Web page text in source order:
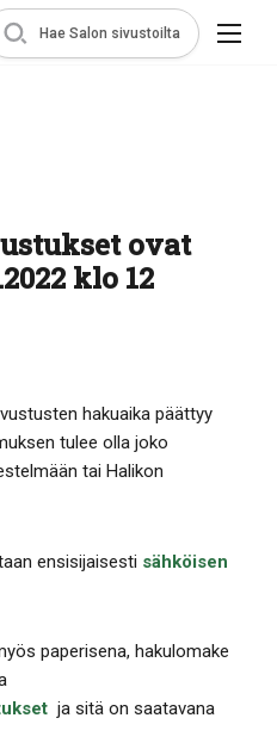
Hae Salon sivustoilta
ovat
klo 12
hakuaika päättyy
tulee olla joko
tai Halikon
ensisijaisesti sähköisen
paperisena, hakulomake
ja sitä on saatavana